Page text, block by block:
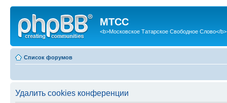
МТСС
<b>Московское Татарское Свободное Слово</b>
Список форумов
Удалить cookies конференции